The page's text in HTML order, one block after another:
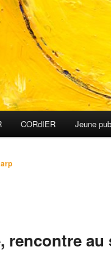
CORdIER Jeune
rencontre au